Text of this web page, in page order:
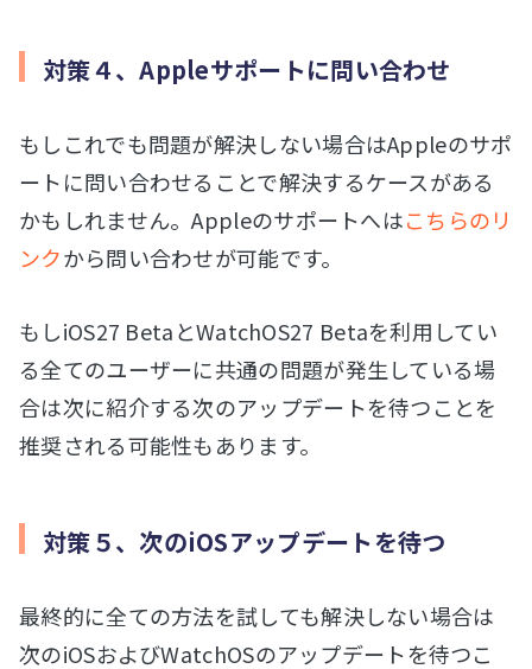
対策４、Appleサポートに問い合わせ
もしこれでも問題が解決しない場合はAppleのサポ
ートに問い合わせることで解決するケースがある
かもしれません。Appleのサポートへはこちらのリ
ンクから問い合わせが可能です。
もしiOS27 BetaとWatchOS27 Betaを利用してい
る全てのユーザーに共通の問題が発生している場
合は次に紹介する次のアップデートを待つことを
推奨される可能性もあります。
対策５、次のiOSアップデートを待つ
最終的に全ての方法を試しても解決しない場合は
次のiOSおよびWatchOSのアップデートを待つこ